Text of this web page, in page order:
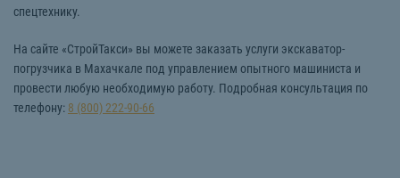
спецтехнику.
На сайте «СтройТакси» вы можете заказать услуги экскаватор-
погрузчика в Махачкале под управлением опытного машиниста и
провести любую необходимую работу. Подробная консультация по
телефону: 8 (800) 222-90-66